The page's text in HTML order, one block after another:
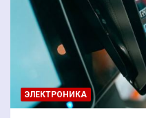
ЭЛЕКТРОНИКА